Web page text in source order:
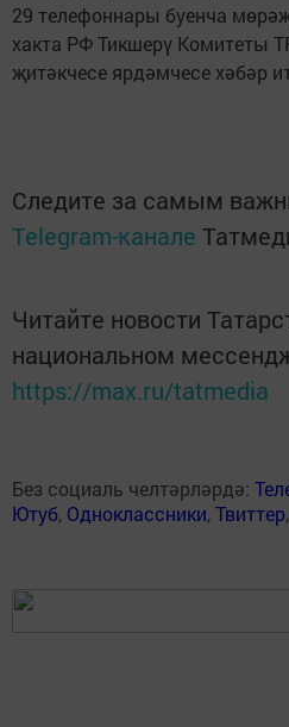
29 телефоннары буенча
хакта РФ Тикшерү Комитеты
җитәкчесе ярдәмчесе хәбәр
Следите за самым
Telegram-канале
Читайте новости
национальном
https://max.ru/tatmedia
Без социаль челтәрләрдә:
Ютуб, Одноклассники,Твиттер,